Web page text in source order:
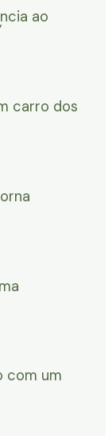
ao
carro dos
com um